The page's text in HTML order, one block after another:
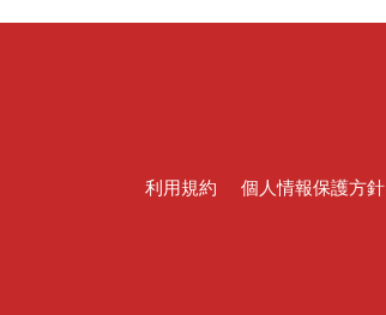
利用規約 個人情報保護方針